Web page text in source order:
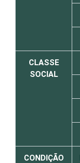
CLASSE
SOCIAL
CONDIÇÃO